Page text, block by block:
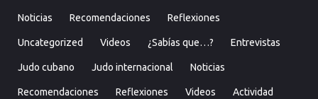
Noticias Recomendaciones Reflexiones
Uncategorized Videos ¿Sabías que…? Entrevistas
Judo cubano Judo internacional Noticias
Recomendaciones Reflexiones Videos Actividad